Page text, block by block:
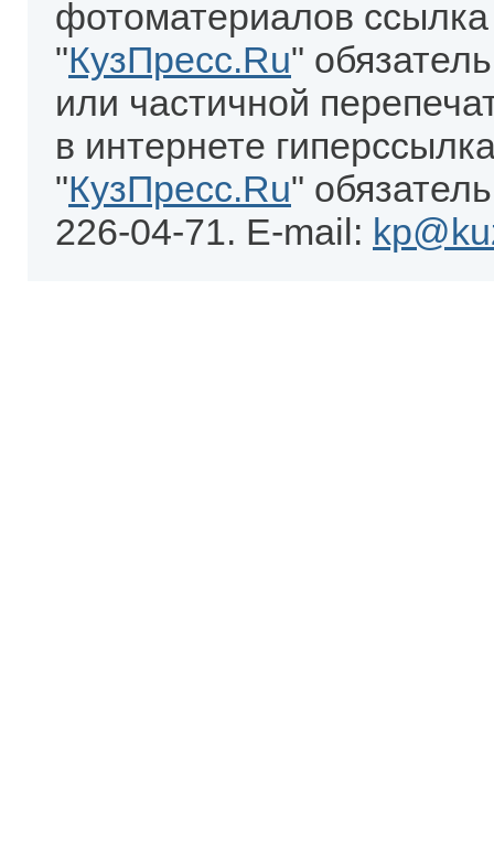
фотоматериалов
"КузПресс.Ru"
или частичной
в интернете
"КузПресс.Ru"
226-04-71. E-mail: